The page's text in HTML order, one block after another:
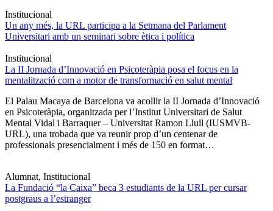
Institucional
Un any més, la URL participa a la Setmana del Parlament
Universitari amb un seminari sobre ètica i política
Institucional
La II Jornada d’Innovació en Psicoteràpia posa el focus en la
mentalització com a motor de transformació en salut mental
El Palau Macaya de Barcelona va acollir la II Jornada d’Innovació
en Psicoteràpia, organitzada per l’Institut Universitari de Salut
Mental Vidal i Barraquer – Universitat Ramon Llull (IUSMVB-
URL), una trobada que va reunir prop d’un centenar de
professionals presencialment i més de 150 en format…
Alumnat, Institucional
La Fundació “la Caixa” beca 3 estudiants de la URL per cursar
postgraus a l’estranger